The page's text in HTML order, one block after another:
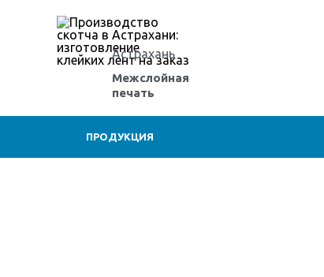
Астрахань
Межслойная
печать
ПРОДУКЦИЯ